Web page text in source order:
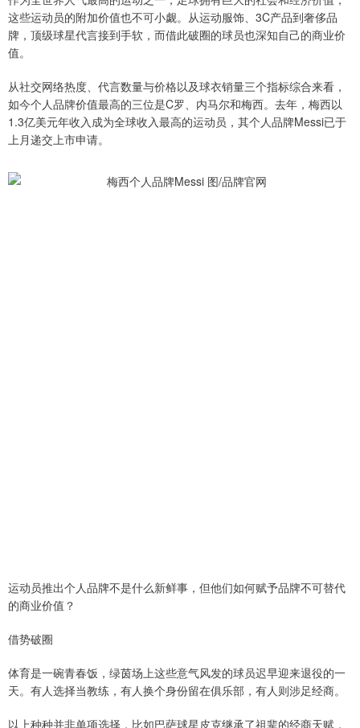
这些运动员的附加价值也不可小觑。从运动服饰、3C产品到奢侈品
牌，顶级球星代言接到手软，而借此破圈的球员也深知自己的商业价
值。
从社交网络热度、代言数量与价格以及球衣销量三个指标综合来看，
如今个人品牌价值最高的三位是C罗、内马尔和梅西。去年，梅西以
1.3亿美元年收入成为全球收入最高的运动员，其个人品牌Messi已于
上月递交上市申请。
运动员推出个人品牌不是什么新鲜事，但他们如何赋予品牌不可替代
的商业价值？
借势破圈
体育是一碗青春饭，绿茵场上这些意气风发的球员迟早迎来退役的一
天。有人选择当教练，有人换个身份留在俱乐部，有人则涉足经商。
以上种种并非单项选择，比如巴萨球星皮克继承了祖辈的经商天赋，